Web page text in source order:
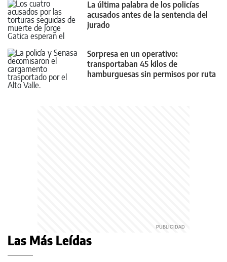
La última palabra de los policías
acusados antes de la sentencia del
jurado
Sorpresa en un operativo:
transportaban 45 kilos de
hamburguesas sin permisos por ruta
Las Más Leídas